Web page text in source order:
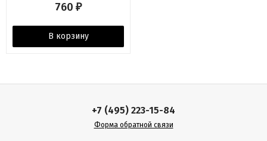
760 ₽
В корзину
+7 (495) 223-15-84
Форма обратной связи